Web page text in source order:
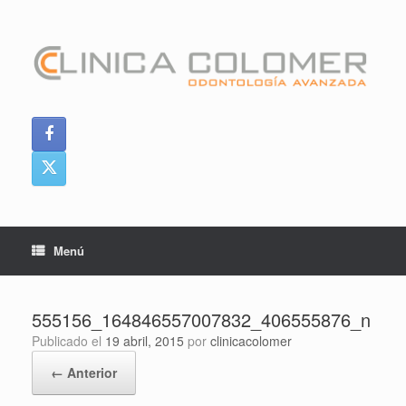
contenido
Menú
555156_164846557007832_406555876_n
Publicado el 19 abril, 2015 por clinicacolomer
← Anterior